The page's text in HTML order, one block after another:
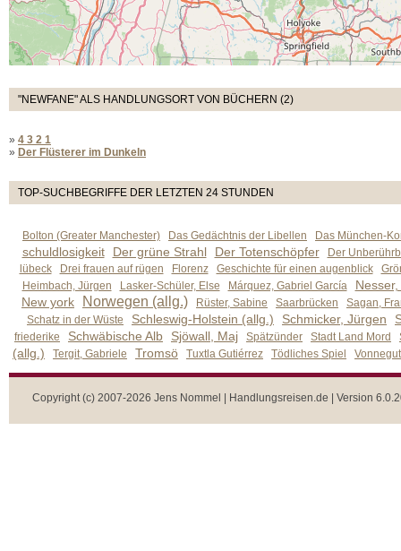
"NEWFANE" ALS HANDLUNGSORT VON BÜCHERN (2)
» 4 3 2 1
» Der Flüsterer im Dunkeln
TOP-SUCHBEGRIFFE DER LETZTEN 24 STUNDEN
Bolton (Greater Manchester) Das Gedächtnis der Libellen Das München-
schuldlosigkeit Der grüne Strahl Der Totenschöpfer
Der
lübeck
Drei frauen auf rügen Florenz Geschichte für einen augenblick
Heimbach, Jürgen
Lasker-Schüler, Else Márquez, Gabriel García
New york
Norwegen (allg.) Rüster, Sabine Saarbrücken
Sagan,
Schatz in der Wüste
Schleswig-Holstein (allg.) Schmicker, Jürgen
friederike Schwäbische Alb Sjöwall, Maj Spätzünder Stadt Land Mord
(allg.) Tergit, Gabriele Tromsö Tuxtla Gutiérrez Tödliches Spiel
Copyright (c) 2007-2026 Jens Nommel | Handlungsreisen.de | Version